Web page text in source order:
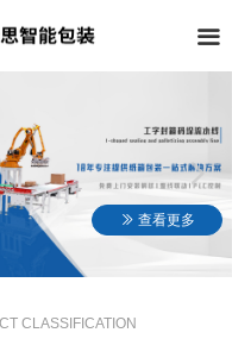
끀
ꅀ 查看更多
넲
CLASSIFICATION